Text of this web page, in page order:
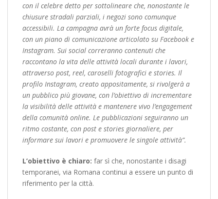
con il celebre detto per sottolineare che, nonostante le
chiusure stradali parziali, i negozi sono comunque
accessibili. La campagna avrà un forte focus digitale,
con un piano di comunicazione articolato su Facebook e
Instagram. Sui social correranno contenuti che
raccontano la vita delle attività locali durante i lavori,
attraverso post, reel, caroselli fotografici e stories. Il
profilo Instagram, creato appositamente, si rivolgerà a
un pubblico più giovane, con l’obiettivo di incrementare
la visibilità delle attività e mantenere vivo l’engagement
della comunità online. Le pubblicazioni seguiranno un
ritmo costante, con post e stories giornaliere, per
informare sui lavori e promuovere le singole attività”.
L’obiettivo è chiaro: far sì che, nonostante i disagi
temporanei, via Romana continui a essere un punto di
riferimento per la città.